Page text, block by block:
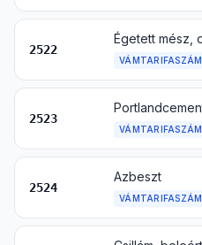
2522
VÁMTARIFASZÁM
2523
VÁMTARIFASZÁM
2524
Azbeszt
VÁMTARIFASZÁM